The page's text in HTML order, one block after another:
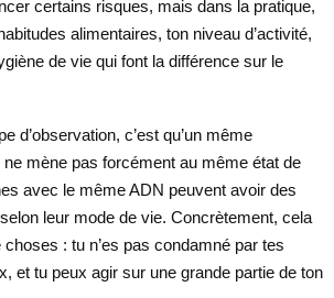
certains risques, mais dans la pratique,
alimentaires, ton niveau d’activité,
de vie qui font la différence sur le
d’observation, c’est qu’un même
ne mène pas forcément au même état de
avec le même ADN peuvent avoir des
leur mode de vie. Concrètement, cela
: tu n’es pas condamné par tes
et tu peux agir sur une grande partie de ton